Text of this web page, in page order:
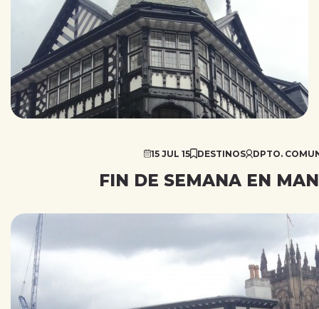
15 JUL 15 DESTINOS DPTO.
FIN DE SEMANA EN